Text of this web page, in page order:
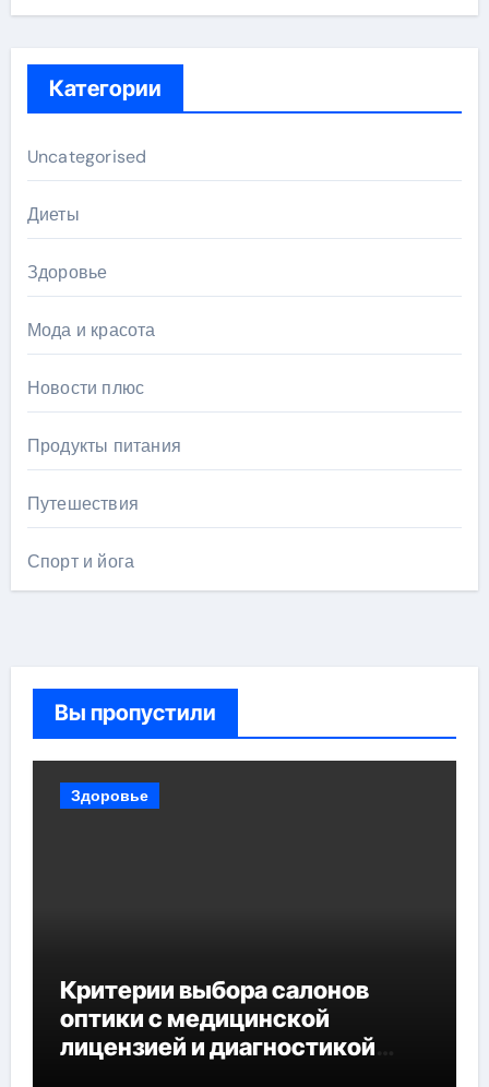
Категории
Uncategorised
Диеты
Здоровье
Мода и красота
Новости плюс
Продукты питания
Путешествия
Спорт и йога
Вы пропустили
Здоровье
Критерии выбора салонов
оптики с медицинской
лицензией и диагностикой